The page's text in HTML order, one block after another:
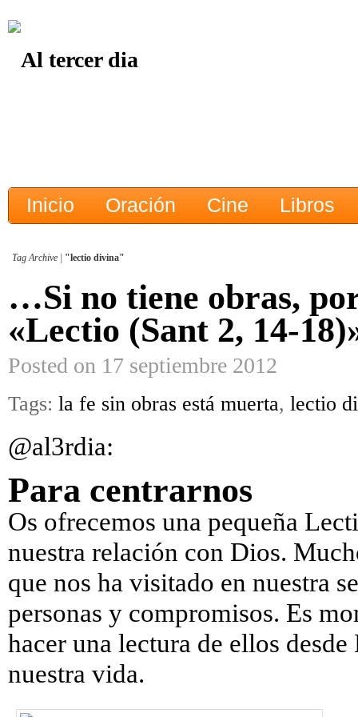
Inicio Oración Cine Libros
Tag Archive | "lectio divina"
…Si no tiene obras,
«Lectio (Sant 2, 14-
Posted on 17 septiembre 2012
Tags: la fe sin obras está muerta, lectio
@al3rdia:
Para centrarnos
Os ofrecemos una pequeña
nuestra relación con Dios.
que nos ha visitado en nuestra
personas y compromisos. Es
hacer una lectura de ellos
nuestra vida.